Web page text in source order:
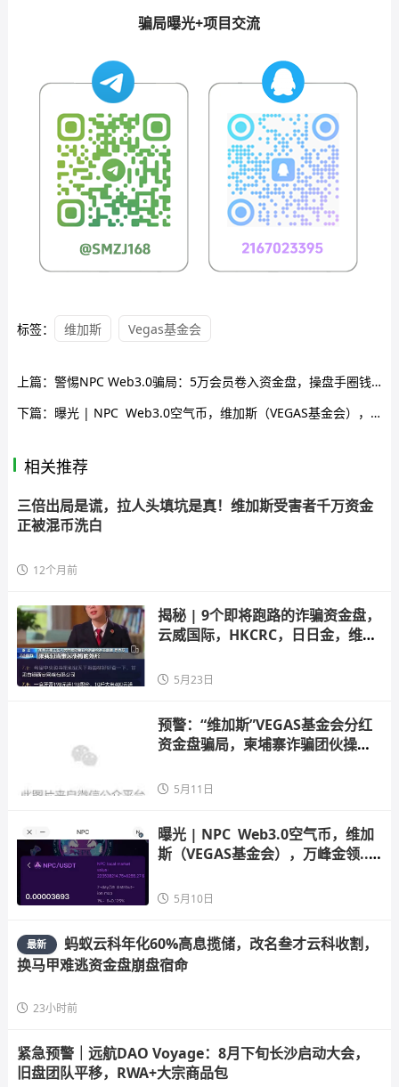
骗局曝光+项目交流
标签： 维加斯 Vegas基金会
上篇： 警惕NPC Web3.0骗局：5万会员卷入资金盘，操盘手圈钱过亿即将跑路！
下篇： 曝光 | NPC Web3.0空气币，维加斯（VEGAS基金会），万峰金领...都是资金盘项目骗局，随时可能卷钱跑路！
相关推荐
三倍出局是谎，拉人头填坑是真！维加斯受害者千万资金
正被混币洗白
12个月前
揭秘 | 9个即将跑路的诈骗资金盘，
云威国际，HKCRC，日日金，维加
5月23日
预警：“维加斯”VEGAS基金会分红
资金盘骗局，柬埔寨诈骗团伙操
5月11日
曝光 | NPC  Web3.0空气币，维加
斯（VEGAS基金会），万峰金领...
5月10日
最新
蚂蚁云科年化60%高息揽储，改名叁才云科收割，
换马甲难逃资金盘崩盘宿命
23小时前
紧急预警｜远航DAO Voyage：8月下旬长沙启动大会，
旧盘团队平移，RWA+大宗商品包